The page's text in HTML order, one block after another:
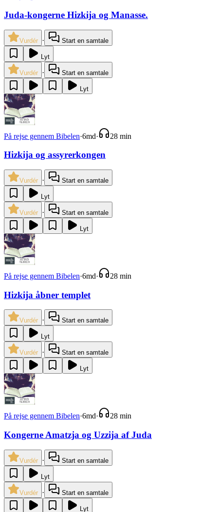
Juda-kongerne Hizkija og Manasse.
Vurdér · Start en samtale
Lyt
Vurdér · Start en samtale
Lyt
På rejse gennem Bibelen·6md· 28 min
Hizkija og assyrerkongen
Vurdér · Start en samtale
Lyt
Vurdér · Start en samtale
Lyt
På rejse gennem Bibelen·6md· 28 min
Hizkija åbner templet
Vurdér · Start en samtale
Lyt
Vurdér · Start en samtale
Lyt
På rejse gennem Bibelen·6md· 28 min
Kongerne Amatzja og Uzzija af Juda
Vurdér · Start en samtale
Lyt
Vurdér · Start en samtale
Lyt